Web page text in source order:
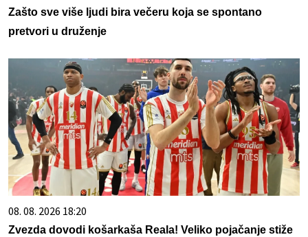
Zašto sve više ljudi bira večeru koja se spontano
pretvori u druženje
08. 08. 2026 18:20
Zvezda dovodi košarkaša Reala! Veliko pojačanje stiže